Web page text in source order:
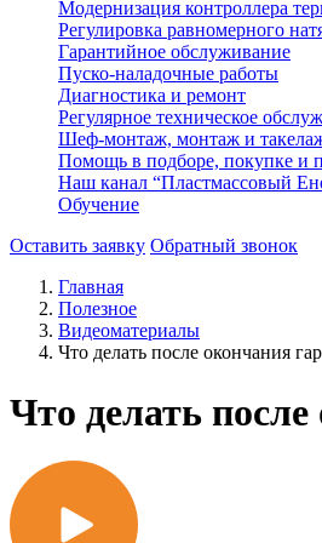
Модернизация контроллера
Регулировка равномерного
Гарантийное обслуживание
Пуско-наладочные работы
Диагностика и ремонт
Регулярное техническое
Шеф-монтаж, монтаж и
Помощь в подборе, покупке и
Наш канал “Пластмассовый
Обучение
Оставить заявку Обратный звонок
Главная
Полезное
Видеоматериалы
Что делать после окончания
Что делать